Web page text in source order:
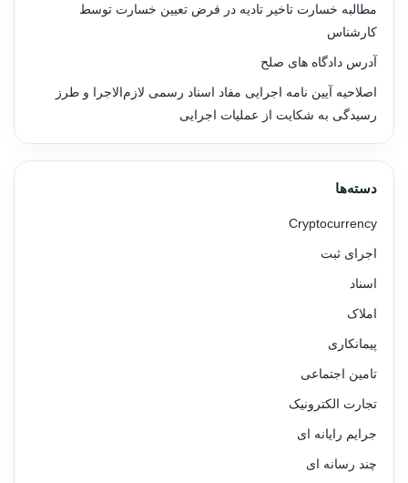
مطالبه خسارت تاخیر تادیه در فرض تعیین خسارت توسط
کارشناس
آدرس دادگاه های صلح
اصلاحیه آیین نامه اجرایی مفاد اسناد رسمی لازم‌الاجرا و طرز
رسیدگی به شکایت از عملیات اجرایی
دسته‌ها
Cryptocurrency
اجرای ثبت
اسناد
املاک
پیمانکاری
تامین اجتماعی
تجارت الکترونیک
جرایم رایانه ای
چند رسانه ای